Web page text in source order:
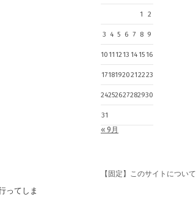
ってしま
1 2
3 4 5 6 7 8 9
10111213 141516
17181920212223
24252627282930
31
« 9月
【固定】このサイトについて